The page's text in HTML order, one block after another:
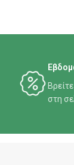
στη